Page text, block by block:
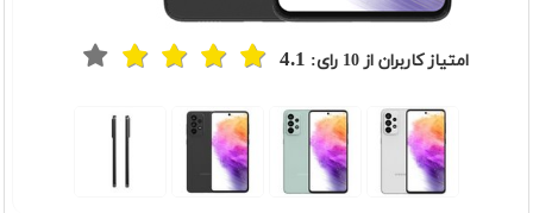
امتیاز کاربران از10 رای: 4.1